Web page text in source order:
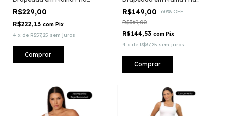
Tecnológica - Fluity -
Vermelho - BLACK FRIDAY
R$229,00
R$222,13 com Pix
4 x de R$57,25 sem juros
Comprar
Tecnológica - Fluity®
R$149,00 -60% OFF
R$369,00
R$144,53 com Pix
4 x de R$37,25 sem juros
Comprar